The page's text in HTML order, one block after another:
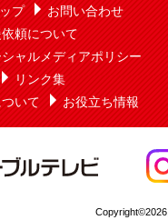
プ
お問い合わせ
頼について
シャルメディアポリシー
リンク集
いて お役立ち情報
Copyright©2026,